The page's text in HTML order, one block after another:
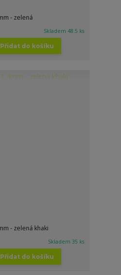
- zelená
Skladem 48.5 ks
Přidat do košíku
- zelená khaki
Skladem 35 ks
Přidat do košíku